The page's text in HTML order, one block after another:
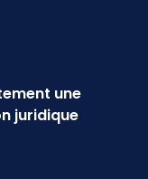
une
juridique